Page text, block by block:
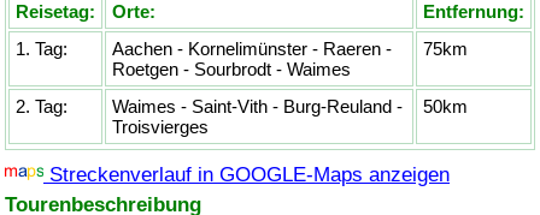
Reisetag: Orte:
Entfernung:
1. Tag:
Aachen - Kornelimünster - Raeren -
Roetgen - Sourbrodt - Waimes
75km
2. Tag:
Waimes - Saint-Vith - Burg-Reuland -
Troisvierges
50km
Streckenverlauf in GOOGLE-Maps anzeigen
Tourenbeschreibung